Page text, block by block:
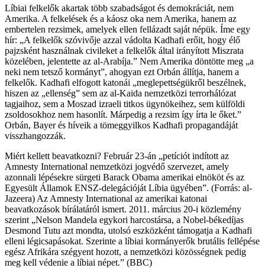
Líbiai felkelők akartak több szabadságot és demokráciát, nem
Amerika. A felkelések és a káosz oka nem Amerika, hanem az
embertelen rezsimek, amelyek ellen fellázadt saját népük. Íme egy
hír: „A felkelők szóvivője azzal vádolta Kadhafi erőit, hogy élő
pajzsként használnak civileket a felkelők által irányított Miszrata
közelében, jelentette az al-Arabíja.” Nem Amerika döntötte meg „a
neki nem tetsző kormányt”, ahogyan ezt Orbán állítja, hanem a
felkelők. Kadhafi elfogott katonái „meglepettségükről beszélnek,
hiszen az „ellenség” sem az al-Kaida nemzetközi terrorhálózat
tagjaihoz, sem a Moszad izraeli titkos ügynökeihez, sem külföldi
zsoldosokhoz nem hasonlít. Márpedig a rezsim így írta le őket.”
Orbán, Bayer és híveik a tömeggyilkos Kadhafi propagandáját
visszhangozzák.
Miért kellett beavatkozni? Február 23-án „petíciót indított az
Amnesty International nemzetközi jogvédő szervezet, amely
azonnali lépésekre sürgeti Barack Obama amerikai elnököt és az
Egyesült Államok ENSZ-delegációját Líbia ügyében”. (Forrás: al-
Jazeera) Az Amnesty International az amerikai katonai
beavatkozások bírálatáról ismert. 2011. március 20-i közlemény
szerint „Nelson Mandela egykori harcostársa, a Nobel-békedíjas
Desmond Tutu azt mondta, utolsó eszközként támogatja a Kadhafi
elleni légicsapásokat. Szerinte a líbiai kormányerők brutális fellépése
egész Afrikára szégyent hozott, a nemzetközi közösségnek pedig
meg kell védenie a líbiai népet.” (BBC)